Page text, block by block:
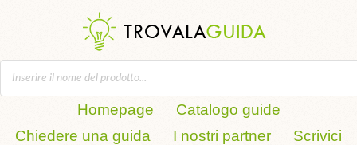
Homepage
Catalogo guide
Chiedere una guida
I nostri partner Scrivici